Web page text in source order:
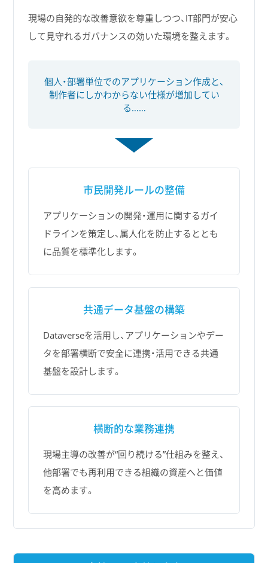
現場の自発的な改善意欲を尊重しつつ、IT部門が安心
して見守れるガバナンスの効いた環境を整えます。
個人・部署単位でのアプリケーション作成と、
制作者にしかわからない仕様が増加してい
る……
市民開発ルールの整備
アプリケーションの開発・運用に関するガイ
ドラインを策定し、属人化を防止するととも
に品質を標準化します。
共通データ基盤の構築
Dataverseを活用し、アプリケーションやデー
タを部署横断で安全に連携・活用できる共通
基盤を設計します。
横断的な業務連携
現場主導の改善が“回り続ける”仕組みを整え、
他部署でも再利用できる組織の資産へと価値
を高めます。